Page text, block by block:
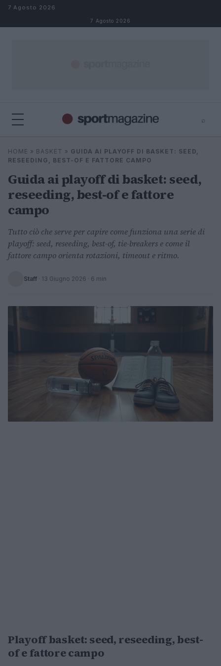
Salta al contenuto
7 Agosto 2026
7 Agosto 2026
⌕
Cerca
⌕
HOME » BASKET » GUIDA AI PLAYOFF DI BASKET: SEED,
RESEEDING, BEST-OF E FATTORE CAMPO
Guida ai playoff di basket: seed,
reseeding, best-of e fattore
campo
Tutto ciò che serve per capire come funziona una serie di
playoff: seed, reseeding, best-of, tie-breakers e come il
fattore campo orienta rotazioni, timeout e ritmo.
Staff · 13 Giugno 2026 · 6 min
Playoff basket: seed, reseeding, best-
of e fattore campo